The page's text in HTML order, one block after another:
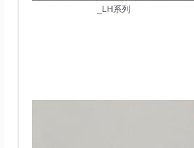
_LH系列